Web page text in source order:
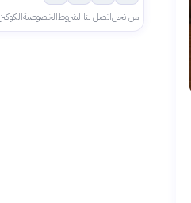
من نحناتصل بناالشروطالخصوصيةالكوكيز